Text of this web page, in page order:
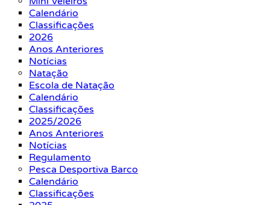
Calendário
Classificações
2026
Anos Anteriores
Notícias
Natação
Escola de Natação
Calendário
Classificações
2025/2026
Anos Anteriores
Notícias
Regulamento
Pesca Desportiva Barco
Calendário
Classificações